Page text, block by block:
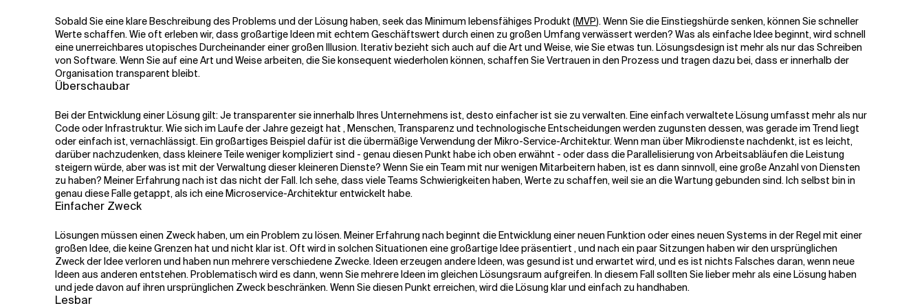
Sobald Sie eine klare Beschreibung des Problems und der Lösung haben, seekdas Minimum lebensfähiges Produkt (MVP).Wenn Sie die Einstiegshürde senken, können Sie schneller
Werte schaffen. Wie oft erleben wir, dass großartige Ideen mit echtem Geschäftswert durch einen zu großen Umfang verwässert werden? Was als einfache Idee beginnt, wird schnell
eineunerreichbares utopisches Durcheinander einer großen Illusion. Iterativ bezieht sich auch auf die Art und Weise, wie Sie etwas tun. Lösungsdesign ist mehr als nur das Schreiben
von Software. Wenn Sie auf eine Art und Weise arbeiten, die Sie konsequent wiederholen können, schaffen Sie Vertrauen in den Prozess und tragen dazu bei, dass er innerhalb der
Organisation transparent bleibt.
Überschaubar
Bei der Entwicklung einer Lösung gilt: Je transparenter sie innerhalb Ihres Unternehmens ist, desto einfacher ist sie zu verwalten. Eine einfach verwaltete Lösung umfasst mehr als nur
Code oder Infrastruktur. Wie sich im Laufe der Jahre gezeigt hat ,Menschen, Transparenz und technologische Entscheidungen werden zugunsten dessen, was gerade im Trend liegt
oder einfach ist, vernachlässigt. Ein großartiges Beispiel dafür ist die übermäßige Verwendung der Mikro-Service-Architektur. Wenn man über Mikrodienste nachdenkt, ist es leicht,
darüber nachzudenken, dass kleinere Teile weniger kompliziert sind - genau diesen Punkt habe ich oben erwähnt - oder dass die Parallelisierung von Arbeitsabläufen die Leistung
steigern würde, aber was ist mit der Verwaltung dieser kleineren Dienste? Wenn Sie ein Team mit nur wenigen Mitarbeitern haben, ist es dann sinnvoll, eine große Anzahl von Diensten
zu haben? Meiner Erfahrung nach ist das nicht der Fall. Ich sehe, dass viele Teams Schwierigkeiten haben, Werte zu schaffen, weil sie an die Wartung gebunden sind. Ich selbst bin in
genau diese Falle getappt, als ich eine Microservice-Architektur entwickelt habe.
Einfacher Zweck
Lösungen müssen einen Zweck haben, um ein Problem zu lösen. Meiner Erfahrung nach beginnt die Entwicklung einer neuen Funktion oder eines neuen Systems in der Regel mit einer
großen Idee, die keine Grenzen hat und nicht klar ist. Oft wird in solchen Situationen eine großartige Idee präsentiert ,und nach ein paar Sitzungen haben wir den ursprünglichen
Zweck der Idee verloren und haben nun mehrere verschiedene Zwecke. Ideen erzeugen andere Ideen, was gesund ist und erwartet wird, und es ist nichts Falsches daran, wenn neue
Ideen aus anderen entstehen. Problematisch wird es dann, wenn Sie mehrere Ideen im gleichen Lösungsraum aufgreifen. In diesem Fall sollten Sie lieber mehr als eine Lösung haben
und jede davon auf ihren ursprünglichen Zweck beschränken. Wenn Sie diesen Punkt erreichen, wird die Lösung klar und einfach zu handhaben.
Lesbar